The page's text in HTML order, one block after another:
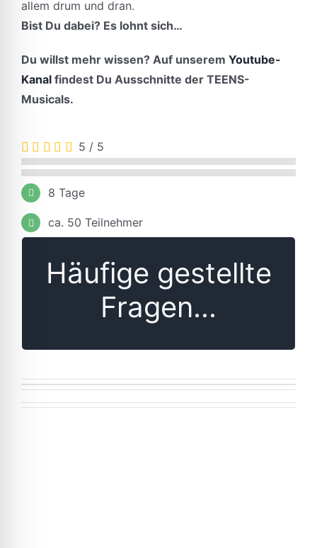
allem drum und dran.
Bist Du dabei? Es lohnt sich…
Du willst mehr wissen? Auf unserem Youtube-
Kanalfindest Du Ausschnitte der TEENS-
Musicals.
5 / 5
8 Tage
ca. 50 Teilnehmer
Häufige gestellte
Fragen...
Hier sind die
Antworten...